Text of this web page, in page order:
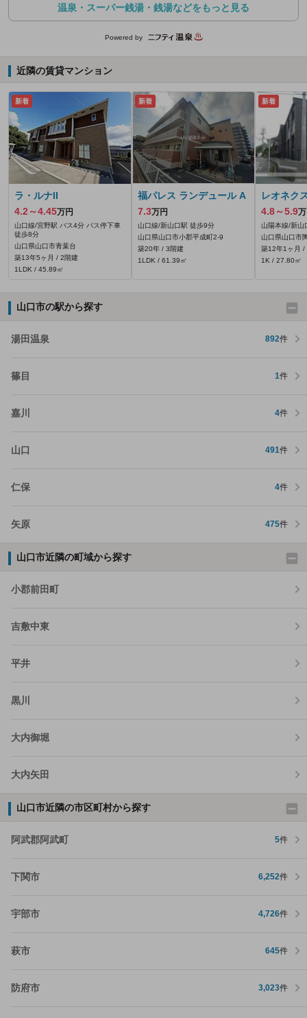
温泉・スーパー銭湯・銭湯などをもっと見る
Powered by
近隣の賃貸マンション
新着
ラ・ルナII
4.2～4.45万円
山口線/宮野駅 バス4分 バス停下車
徒歩8分
山口県山口市青葉台
築13年5ヶ月 / 2階建
1LDK / 45.89㎡
新着
福パレス ランデュール A
7.3万円
山口線/新山口駅 徒歩9分
山口県山口市小郡平成町2-9
築20年 / 3階建
1LDK / 61.39㎡
新着
レオネク
4.8～5.9
山陽本線/新山
山口県山口市
築12年1ヶ月 /
1K / 27.80㎡
山口市の駅から探す
湯田温泉 892件
篠目 1件
嘉川 4件
山口 491件
仁保 4件
矢原 475件
山口市近隣の町域から探す
小郡前田町
吉敷中東
平井
黒川
大内御堀
大内矢田
山口市近隣の市区町村から探す
阿武郡阿武町 5件
下関市 6,252件
宇部市 4,726件
萩市 645件
防府市 3,023件